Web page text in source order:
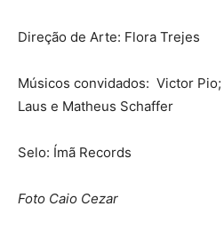
Direção de Arte: Flora Trejes
Músicos convidados: Victor Pio;
Laus e Matheus Schaffer
Selo: Ímã Records
Foto Caio Cezar